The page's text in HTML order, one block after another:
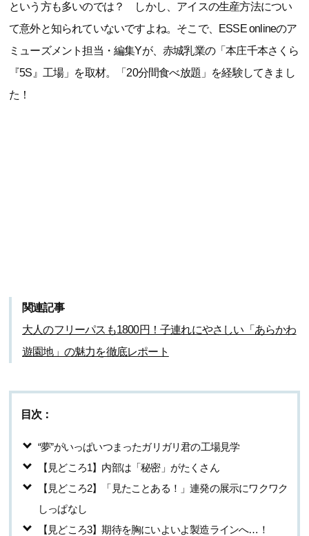
という方も多いのでは？ しかし、アイスの生産方法につい
て意外と知られていないですよね。そこで、ESSE onlineのア
ミューズメント担当・編集Yが、赤城乳業の「本庄千本さくら
『5S』工場」を取材。「20分間食べ放題」を経験してきまし
た！
関連記事
大人のフリーパスも1800円！子連れにやさしい「あらかわ
遊園地」の魅力を徹底レポート
目次：
“夢”がいっぱいつまったガリガリ君の工場見学
【見どころ1】内部は「秘密」がたくさん
【見どころ2】「見たことある！」連発の展示にワクワク
しっぱなし
【見どころ3】期待を胸にいよいよ製造ラインへ…！